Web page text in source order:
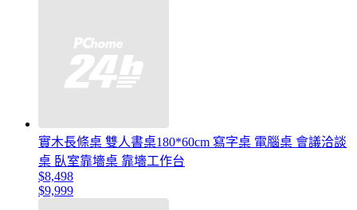
實木長條桌 雙人書桌180*60cm 寫字桌 電腦桌 會議洽談
桌 臥室靠墻桌 靠墻工作台
$8,498
$9,999